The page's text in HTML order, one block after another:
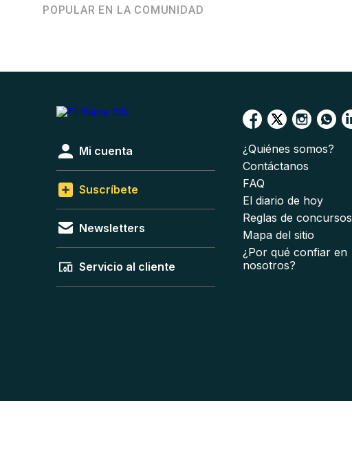
POPULAR EN LA COMUNIDAD
Mi cuenta
Suscríbete
Newsletters
Servicio al cliente
¿Quiénes somos?
Contáctanos
FAQ
El diario de hoy
Reglas de concursos
Mapa del sitio
¿Por qué confiar en
nosotros?